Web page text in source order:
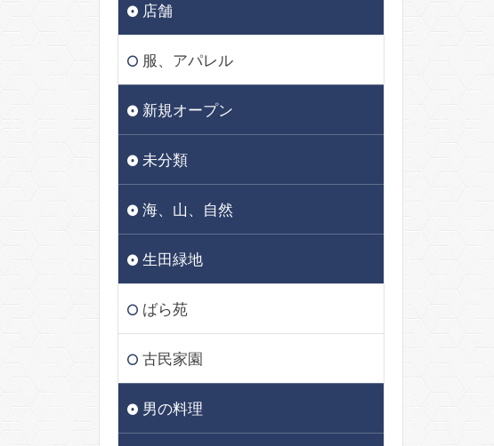
店舗
服、アパレル
新規オープン
未分類
海、山、自然
生田緑地
ばら苑
古民家園
男の料理